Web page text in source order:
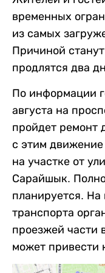
временных
из самых
Причиной
продлятся два
По информации
августа на
пройдет ремонт
с этим движение
на участке от
Сарайшык.
планируется.
транспорта
проезжей части
может привести